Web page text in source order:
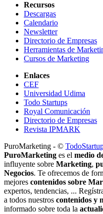
Recursos
Descargas
Calendario
Newsletter
Directorio de Empresas
Herramientas de
Cursos de Marketing
Enlaces
CEF
Universidad Udima
Todo Startups
Royal Comunicación
Directorio de Empresas
Revista IPMARK
PuroMarketing - ©
PuroMarketing es el medio
influyente sobre Marketing,
Negocios. Te ofrecemos de
mejores contenidos sobre
expertos, tendencias, ...
a todos nuestros contenidos y
informado sobre toda la